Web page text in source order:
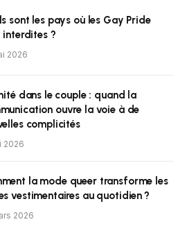
sont les pays où les Gay Pride
interdites ?
2026
dans le couple : quand la
ouvre la voie à de
complicités
2026
la mode queer transforme les
vestimentaires au quotidien ?
2026